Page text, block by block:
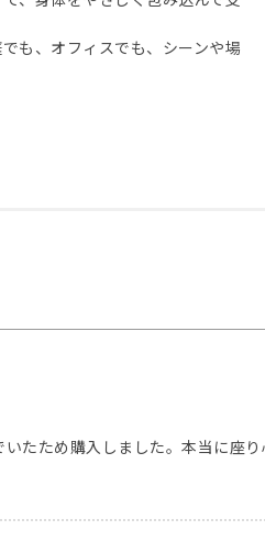
も、オフィスでも、シーンや場
たため購入しました。本当に座